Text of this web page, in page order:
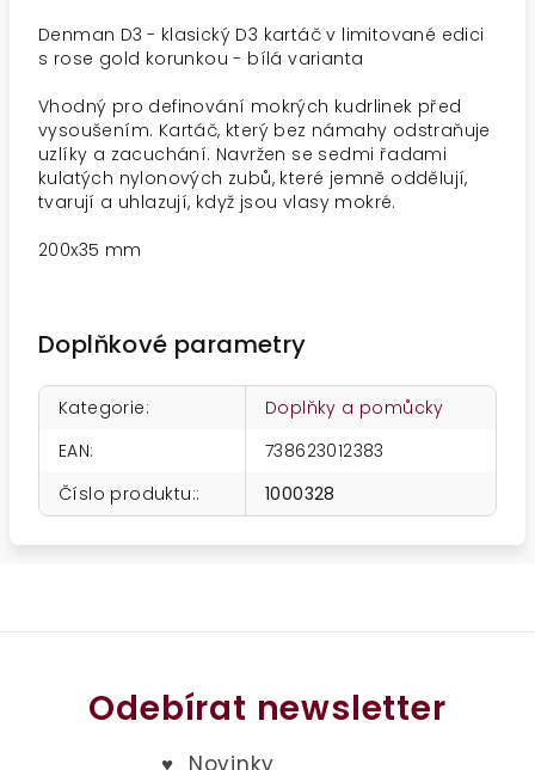
Denman D3 - klasický D3 kartáč v limitované edici
s rose gold korunkou - bílá varianta
Vhodný pro definování mokrých kudrlinek před
vysoušením. Kartáč, který bez námahy odstraňuje
uzlíky a zacuchání. Navržen se sedmi řadami
kulatých nylonových zubů, které jemně oddělují,
tvarují a uhlazují, když jsou vlasy mokré.
200x35 mm
Doplňkové parametry
Kategorie:
Doplňky a pomůcky
EAN:
738623012383
Číslo produktu:: 1000328
Odebírat newsletter